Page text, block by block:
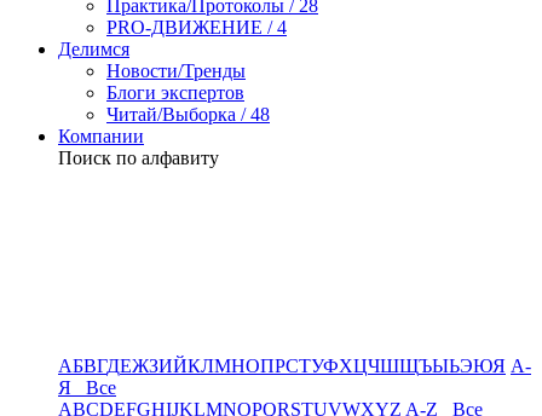
Практика/Протоколы / 28
PRO-ДВИЖЕНИЕ / 4
Делимся
Новости/Тренды
Блоги экспертов
Читай/Выборка / 48
Компании
Поиск по алфавиту
АБВГДЕЖЗИЙКЛМНОПРСТУФХЦЧШЩЪЫЬЭЮЯ А-
Я Все
ABCDEFGHIJKLMNOPQRSTUVWXYZ A-Z Все